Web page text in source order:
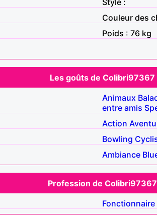
Couleur des
Poids : 76 kg
Les goûts de Colibri97367
Animaux
entre amis
Action
Bowling
Ambiance
Profession de Colibri97367
Fonctionnaire